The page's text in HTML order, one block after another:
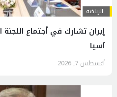
الرياضة
إيران تشارك في أجتماع اللجنة
آسيا
أغسطس 7, 2026